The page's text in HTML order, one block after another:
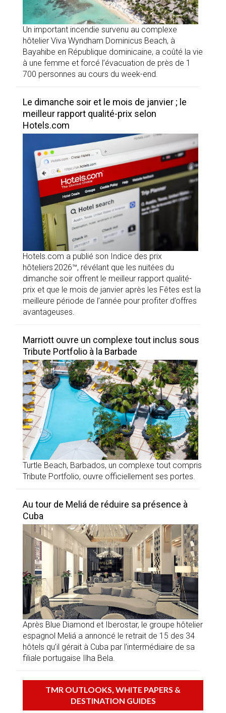
Un important incendie survenu au complexe
hôtelier Viva Wyndham Dominicus Beach, à
Bayahibe en République dominicaine, a coûté la vie
à une femme et forcé l’évacuation de près de 1
700 personnes au cours du week-end.
Le dimanche soir et le mois de janvier ; le
meilleur rapport qualité-prix selon
Hotels.com
Hotels.com a publié son Indice des prix
hôteliers 2026™, révélant que les nuitées du
dimanche soir offrent le meilleur rapport qualité-
prix et que le mois de janvier après les Fêtes est la
meilleure période de l’année pour profiter d’offres
avantageuses.
Marriott ouvre un complexe tout inclus sous
Tribute Portfolio à la Barbade
Turtle Beach, Barbados, un complexe tout compris
Tribute Portfolio, ouvre officiellement ses portes.
Au tour de Meliá de réduire sa présence à
Cuba
Après Blue Diamond et Iberostar, le groupe hôtelier
espagnol Meliá a annoncé le retrait de 15 des 34
hôtels qu’il gérait à Cuba par l’intermédiaire de sa
filiale portugaise Ilha Bela.
TMR OUTLOOKS, WHITE PAPERS &
DESTINATION GUIDES